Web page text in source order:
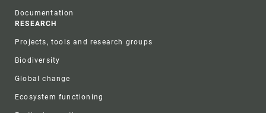
Documentation
RESEARCH
Projects, tools and research groups
Biodiversity
Global change
Ecosystem functioning